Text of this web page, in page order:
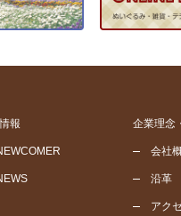
報 企業理念
会社
沿革
アク